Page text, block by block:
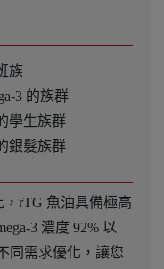
族
3 的族群
學生族群
銀髮族群
rTG 魚油具備極高
3 濃度 92% 以
同需求優化，讓您